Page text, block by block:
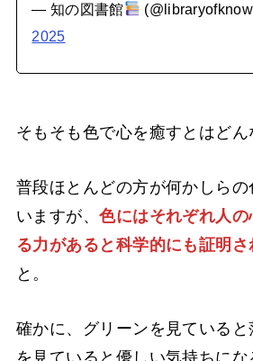
— 知の図書館
2025
そもそも色で心を癒すとはどん
普段ほとんどの方が何かしら
いますが、色にはそれぞれ人の
る力があると科学的にも証明さ
と。
確かに、グリーンを見ていると